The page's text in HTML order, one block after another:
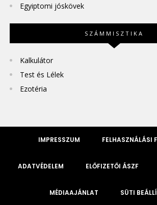
Egyiptomi jóskövek
SZÁMMISZTIKA
Kalkulátor
Test és Lélek
Ezotéria
IMPRESSZUM FELHASZNÁLÁSI
ADATVÉDELEM ELŐFIZETŐI ÁSZF
MÉDIAAJÁNLAT SÜTI